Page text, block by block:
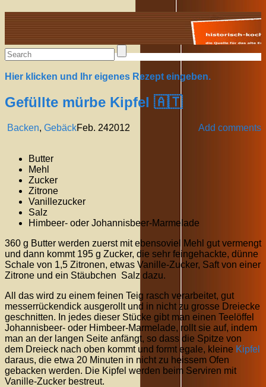
Alte Rezepte online
Hier klicken und Ihr eigenes Rezept eingeben.
Gefüllte mürbe Kipfel 🇦🇹
Backen, Gebäck Add comments
Feb. 242012
Butter
Mehl
Zucker
Zitrone
Vanillezucker
Salz
Himbeer- oder Johannisbeer-Marmelade
360 g Butter werden zuerst mit ebensoviel Mehl gut vermengt
und dann kommt 195 g Zucker, die sehr feingehackte, dünne
Schale von 1,5 Zitronen, etwas Vanille-Zucker, Saft von einer
Zitrone und ein Stäubchen Salz dazu.
All das wird zu einem feinen Teig rasch verarbeitet, gut
messerrückendick ausgerollt und in nicht zu grosse Dreiecke
geschnitten. In jedes dieser Stücke gibt man einen Teelöffel
Johannisbeer- oder Himbeer-Marmelade, rollt sie auf, indem
man an der langen Seite anfängt, so dass die Spitze von
dem Dreieck nach oben kommt und formt egale, kleine Kipfel
daraus, die etwa 20 Minuten in nicht zu heissem Ofen
gebacken werden. Die Kipfel werden beim Serviren mit
Vanille-Zucker bestreut.